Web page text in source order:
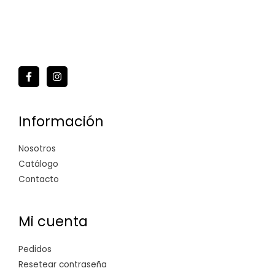
Información
Nosotros
Catálogo
Contacto
Mi cuenta
Pedidos
Resetear contraseña